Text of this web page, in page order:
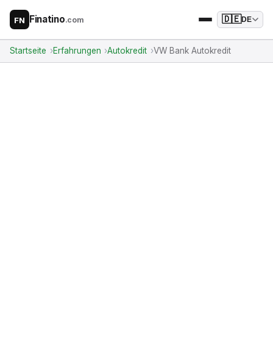
FN Finatino.com 🇩🇪DE
Startseite Erfahrungen Autokredit VW Bank Autokredit